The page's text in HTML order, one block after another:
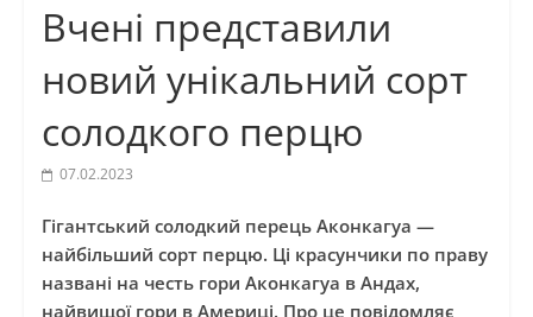
Вчені представили
новий унікальний сорт
солодкого перцю
07.02.2023
Гігантський солодкий перець Аконкагуа —
найбільший сорт перцю. Ці красунчики по праву
названі на честь гори Аконкагуа в Андах,
найвищої гори в Америці. Про це повідомляє